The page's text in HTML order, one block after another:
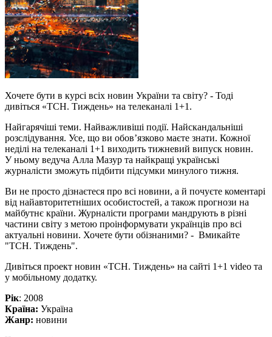
Хочете бути в курсі всіх новин України та світу? - Тоді
дивіться «ТСН. Тиждень» на телеканалі 1+1.
Найгарячіші теми. Найважливіші події. Найскандальніші
розслідування. Усе, що ви обов’язково маєте знати. Кожної
неділі на телеканалі 1+1 виходить тижневий випуск новин.
У ньому ведуча Алла Мазур та найкращі українські
журналісти зможуть підбити підсумки минулого тижня.
Ви не просто дізнаєтеся про всі новини, а й почуєте коментарі
від найавторитетніших особистостей, а також прогнози на
майбутнє країни. Журналісти програми мандрують в різні
частини світу з метою проінформувати українців про всі
актуальні новини. Хочете бути обізнаними? - Вмикайте
"ТСН. Тиждень".
Дивіться проект новин «ТСН. Тиждень» на сайті 1+1 video та
у мобільному додатку.
Рік: 2008
Країна: Україна
Жанр: новини